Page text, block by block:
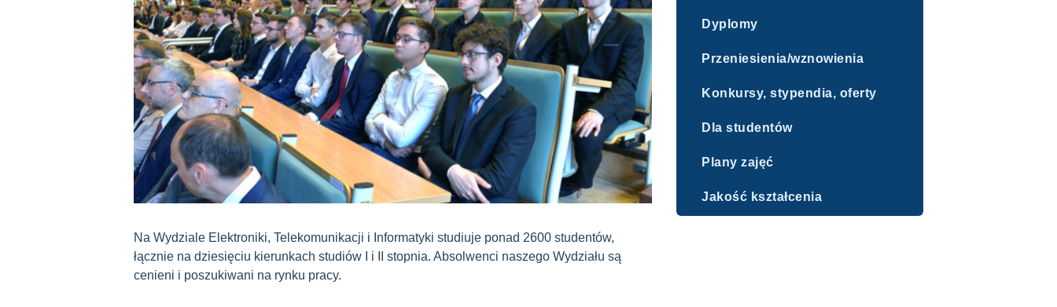
Na Wydziale Elektroniki, Telekomunikacji i Informatyki studiuje ponad 2600 studentów,
łącznie na dziesięciu kierunkach studiów I i II stopnia. Absolwenci naszego Wydziału są
cenieni i poszukiwani na rynku pracy.
Dyplomy
Przeniesienia/wznowienia
Konkursy, stypendia, oferty
Dla studentów
Plany zajęć
Jakość kształcenia